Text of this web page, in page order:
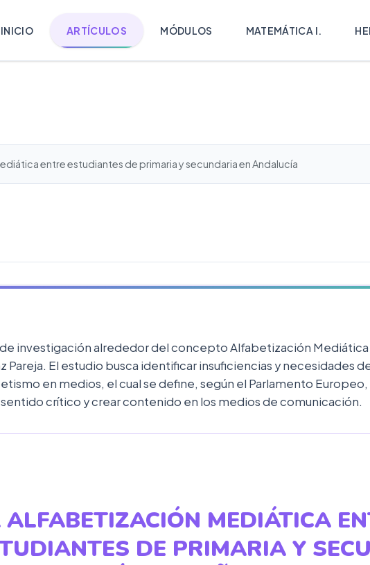
INICIO ARTÍCULOS MÓDULOS MATEMÁTICA I.
entre estudiantes de primaria y secundaria en Andalucía
investigación alrededor del concepto Alfabetización
Pareja. El estudio busca identificar insuficiencias y necesidades
en medios, el cual se define, según el Parlamento
crítico y crear contenido en los medios de comunicación.
ALFABETIZACIÓN MEDIÁTICA
DE PRIMARIA Y